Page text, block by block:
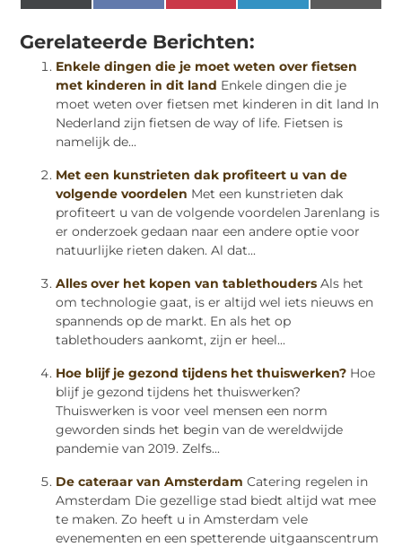
(Twitter)
Gerelateerde Berichten:
Enkele dingen die je moet weten over fietsen
met kinderen in dit land Enkele dingen die je
moet weten over fietsen met kinderen in dit land In
Nederland zijn fietsen de way of life. Fietsen is
namelijk de...
Met een kunstrieten dak profiteert u van de
volgende voordelen Met een kunstrieten dak
profiteert u van de volgende voordelen Jarenlang is
er onderzoek gedaan naar een andere optie voor
natuurlijke rieten daken. Al dat...
Alles over het kopen van tablethouders Als het
om technologie gaat, is er altijd wel iets nieuws en
spannends op de markt. En als het op
tablethouders aankomt, zijn er heel...
Hoe blijf je gezond tijdens het thuiswerken? Hoe
blijf je gezond tijdens het thuiswerken?
Thuiswerken is voor veel mensen een norm
geworden sinds het begin van de wereldwijde
pandemie van 2019. Zelfs...
De cateraar van Amsterdam Catering regelen in
Amsterdam Die gezellige stad biedt altijd wat mee
te maken. Zo heeft u in Amsterdam vele
evenementen en een spetterende uitgaanscentrum